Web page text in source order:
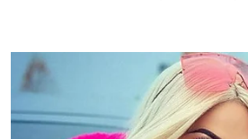
खे
ल
क्रि